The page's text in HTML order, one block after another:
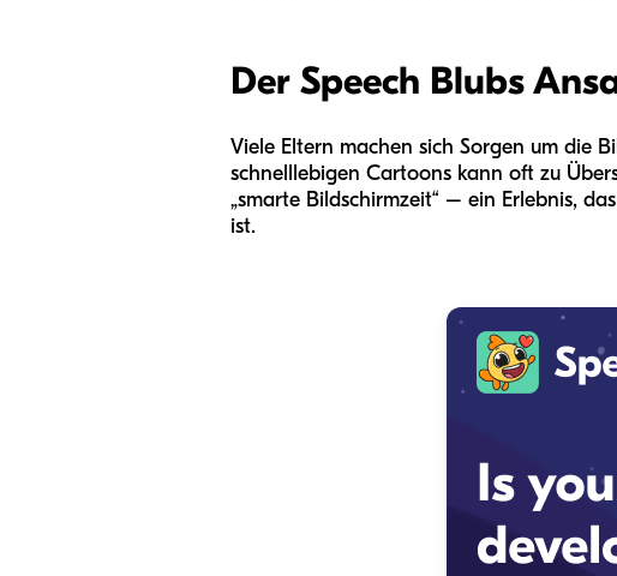
Der Speech Blubs
Viele Eltern machen sich Sorgen um die
schnelllebigen Cartoons kann oft zu
„smarte Bildschirmzeit“ – ein Erlebnis,
ist.